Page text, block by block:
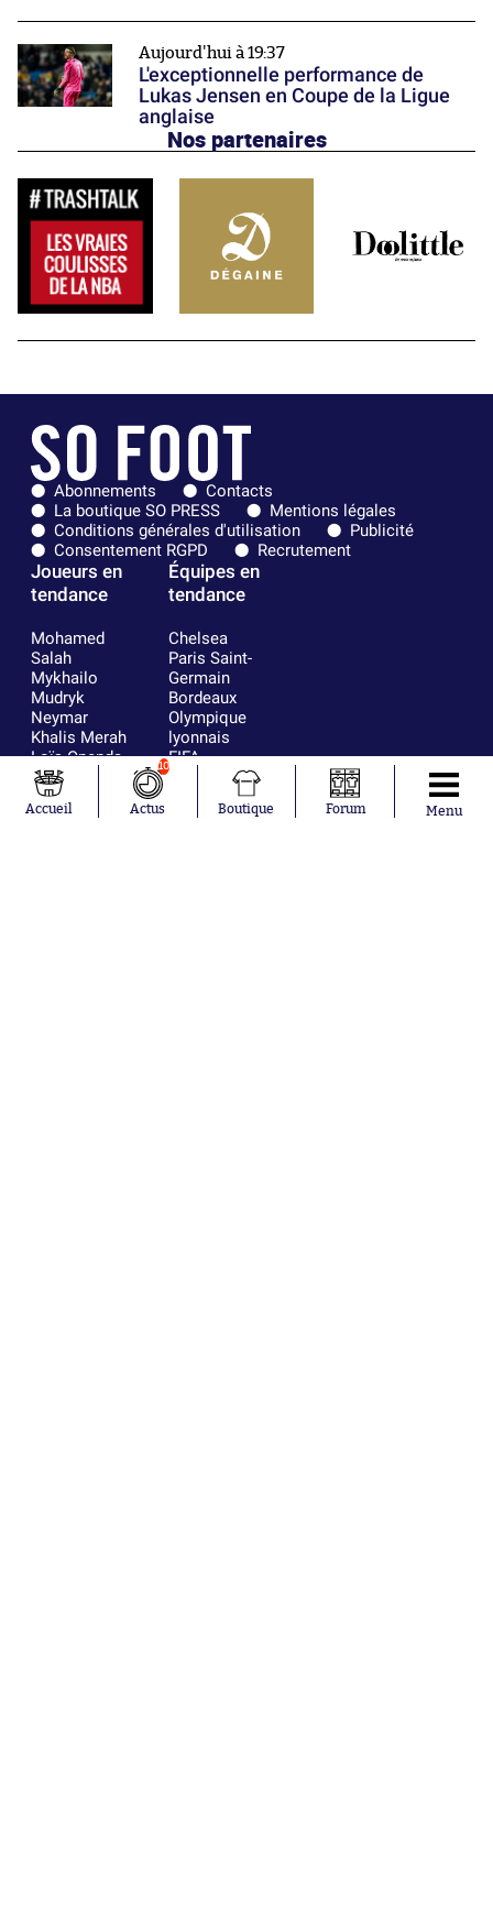
Aujourd'hui à 19:37
L'exceptionnelle performance de
Lukas Jensen en Coupe de la Ligue
anglaise
Nos partenaires
Abonnements
Contacts
La boutique SO PRESS
Mentions légales
Conditions générales d'utilisation
Publicité
Consentement RGPD
Recrutement
Joueurs en
tendance
Mohamed
Salah
Mykhailo
Mudryk
Neymar
Khalis Merah
Loïs Openda
Moussa
Niakhaté
Nicolás
Équipes en
tendance
Chelsea
Paris Saint-
Germain
Bordeaux
Olympique
lyonnais
FIFA
Real Madrid
RC Strasbourg
AC Milan
Accueil
10
Actus Boutique Forum Menu